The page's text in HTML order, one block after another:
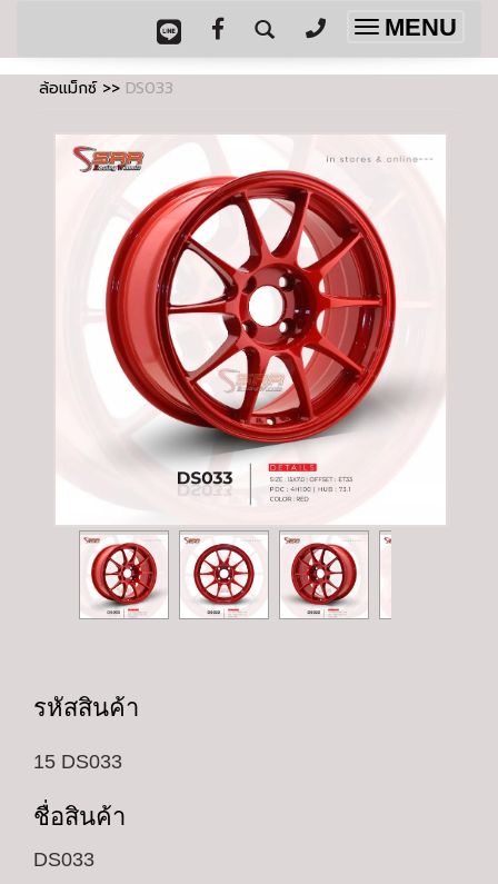
Toggle
navigation
MENU
ล้อแม็กซ์>> DS033
รหัสสินค้า
15 DS033
ชื่อสินค้า
DS033